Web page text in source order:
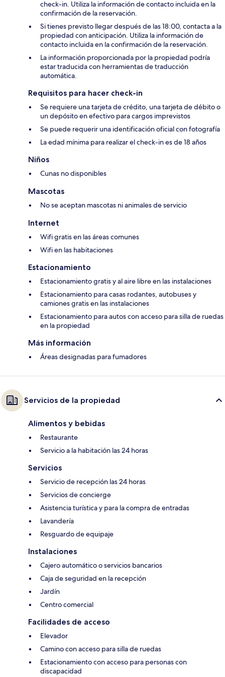
check-in. Utiliza la información de contacto incluida en la
confirmación de la reservación.
Si tienes previsto llegar después de las 18:00, contacta a la
propiedad con anticipación. Utiliza la información de
contacto incluida en la confirmación de la reservación.
La información proporcionada por la propiedad podría
estar traducida con herramientas de traducción
automática.
Requisitos para hacer check-in
Se requiere una tarjeta de crédito, una tarjeta de débito o
un depósito en efectivo para cargos imprevistos
Se puede requerir una identificación oficial con fotografía
La edad mínima para realizar el check-in es de 18 años
Niños
Cunas no disponibles
Mascotas
No se aceptan mascotas ni animales de servicio
Internet
Wifi gratis en las áreas comunes
Wifi en las habitaciones
Estacionamiento
Estacionamiento gratis y al aire libre en las instalaciones
Estacionamiento para casas rodantes, autobuses y
camiones gratis en las instalaciones
Estacionamiento para autos con acceso para silla de ruedas
en la propiedad
Más información
Áreas designadas para fumadores
Servicios de la propiedad
Alimentos y bebidas
Restaurante
Servicio a la habitación las 24 horas
Servicios
Servicio de recepción las 24 horas
Servicios de concierge
Asistencia turística y para la compra de entradas
Lavandería
Resguardo de equipaje
Instalaciones
Cajero automático o servicios bancarios
Caja de seguridad en la recepción
Jardín
Centro comercial
Facilidades de acceso
Elevador
Camino con acceso para silla de ruedas
Estacionamiento con acceso para personas con
discapacidad